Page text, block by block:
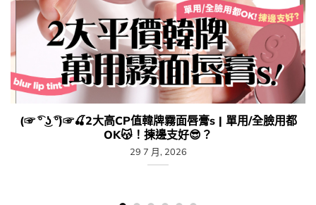
(☞ ͡° ͜ʖ ͡°)☞🍒​2大高CP值韓牌霧面唇膏s | 單用/全臉用都
OK😽​！揀邊支好😎​？
29 7 月, 2026